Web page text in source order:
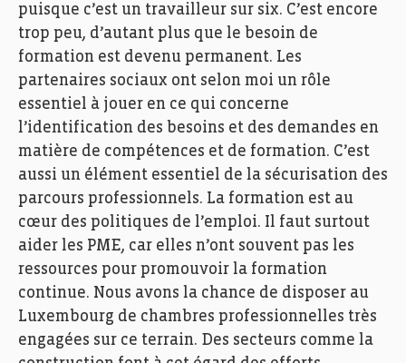
puisque c’est un travailleur sur six. C’est encore
trop peu, d’autant plus que le besoin de
formation est devenu permanent. Les
partenaires sociaux ont selon moi un rôle
essentiel à jouer en ce qui concerne
l’identification des besoins et des demandes en
matière de compétences et de formation. C’est
aussi un élément essentiel de la sécurisation des
parcours professionnels. La formation est au
cœur des politiques de l’emploi. Il faut surtout
aider les PME, car elles n’ont souvent pas les
ressources pour promouvoir la formation
continue. Nous avons la chance de disposer au
Luxembourg de chambres professionnelles très
engagées sur ce terrain. Des secteurs comme la